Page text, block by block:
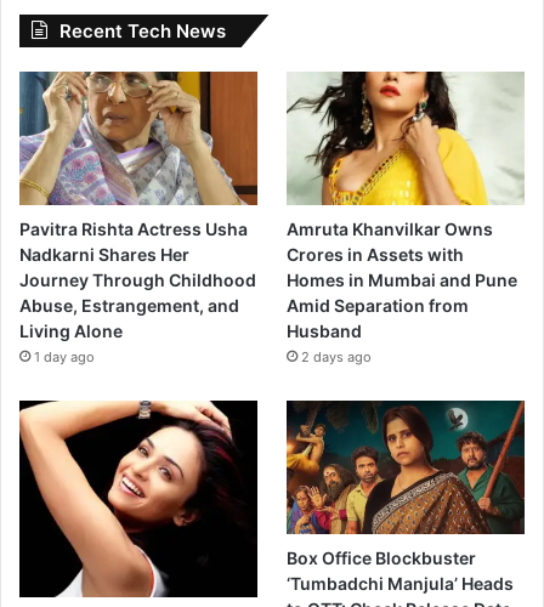
Recent Tech News
Pavitra Rishta Actress Usha
Nadkarni Shares Her
Journey Through Childhood
Abuse, Estrangement, and
Living Alone
1 day ago
Amruta Khanvilkar Owns
Crores in Assets with
Homes in Mumbai and Pune
Amid Separation from
Husband
2 days ago
Box Office Blockbuster
‘Tumbadchi Manjula’ Heads